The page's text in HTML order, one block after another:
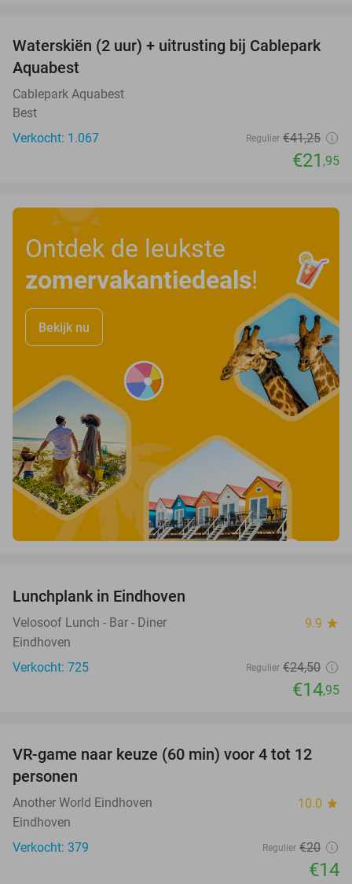
47%
Waterskiën (2 uur) + uitrusting bij Cablepark
Aquabest
Cablepark Aquabest
Best
Verkocht: 1.067
Regulier €41,25
€21 ,95
Ontdek de leukste
zomervakantiedeals!
Bekijk nu
Lunchplank in Eindhoven
Velosoof Lunch - Bar - Diner 9.9 star
Eindhoven
Verkocht: 725
Regulier €24,50
€14,95
30%
VR-game naar keuze (60 min) voor 4 tot 12
personen
Another World Eindhoven 10.0 star
Eindhoven
Verkocht: 379
Regulier €20
€14